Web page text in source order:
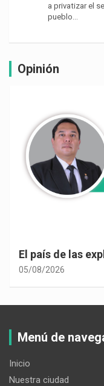
a privatizar el
pueblo…
Opinión
El país de las
05/08/2026
Menú de
Inicio
Nuestra ciudad